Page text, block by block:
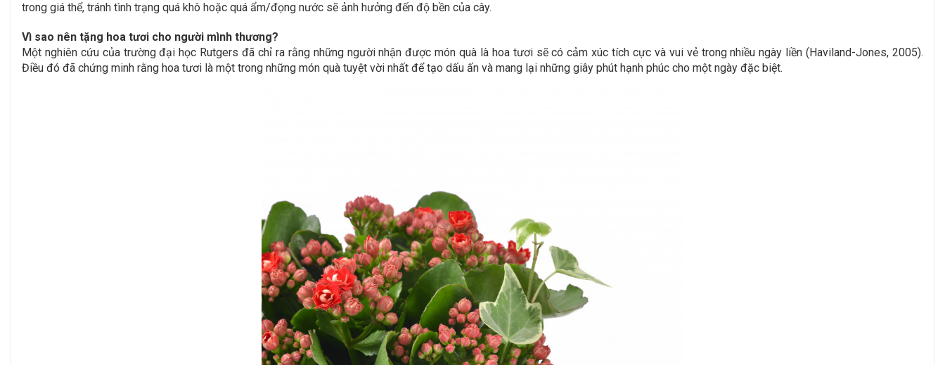
trong giá thể, tránh tình trạng quá khô hoặc quá ẩm/đọng nước sẽ ảnh hưởng đến độ bền của cây.
Vì sao nên tặng hoa tươi cho người mình thương?
Một nghiên cứu của trường đại học Rutgers đã chỉ ra rằng những người nhận được món quà là hoa tươi sẽ có cảm xúc tích cực và vui vẻ trong nhiều ngày liền (Haviland-Jones, 2005).
Điều đó đã chứng minh rằng hoa tươi là một trong những món quà tuyệt vời nhất để tạo dấu ấn và mang lại những giây phút hạnh phúc cho một ngày đặc biệt.